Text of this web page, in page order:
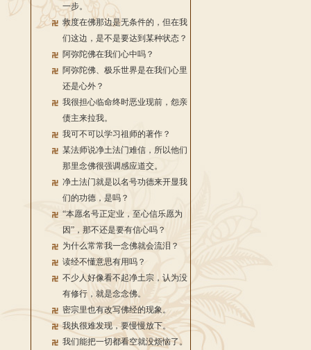
一步。
救度在佛那边是无条件的，但在我
们这边，是不是要达到某种状态？
阿弥陀佛在我们心中吗？
阿弥陀佛、极乐世界是在我们心里
还是心外？
我很担心临命终时恶业现前，怨亲
债主来拉我。
我可不可以学习祖师的著作？
某法师说净土法门难信，所以他们
那里念佛很强调感应道交。
净土法门就是以名号功德来开显我
们的功德，是吗？
“本愿名号正定业，至心信乐愿为
因”，那不还是要有信心吗？
为什么常常我一念佛就会流泪？
读经不懂意思有用吗？
不少人好像看不起净土宗，认为没
有修行，就是念念佛。
密宗里也有改写佛经的现象。
我执很难发现，要慢慢放下。
我们能把一切都看空就没烦恼了。